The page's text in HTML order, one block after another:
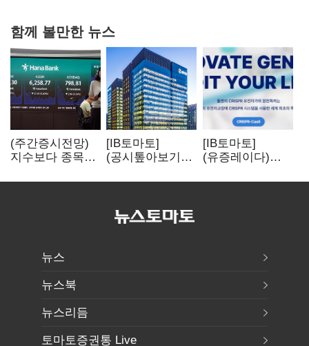
함께 볼만한 뉴스
(주간증시전망)
지수보다 종목…
이어진다
[IB토마토]
(공시톺아보기)
바로 매출로
[IB토마토]
(유증레이다)
3분의 1 토막…
뉴스
뉴스북
뉴스리듬
토마토증권통 Live